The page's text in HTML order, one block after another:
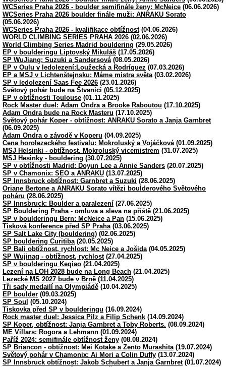
WCSeries Praha 2026 - boulder semifinále ženy: McNeice (06.06.2026)
WCSeries Praha 2026 boulder finále muži: ANRAKU Sorato
(05.06.2026)
WCSeries Praha 2026 - kvalifikace obtížnost(04.06.2026)
WORLD CLIMBING SERIES PRAHA 2026 (02.06.2026)
World Climbing Series Madrid bouldering (29.05.2026)
EP v boulderingu Liptovský Mikuláš (17.05.2026)
SP WuJiang: Suzuki a Sandersová (08.05.2026)
EP v Oulu v ledolezení:Loužecká a Rodríguez (07.03.2026)
EP a MSJ v Lichtenštejnsku: Máme mistra světa (03.02.2026)
SP v ledolezení Saas Fee 2026 (23.01.2026)
Světový pohár bude na Štvanici (05.12.2025)
EP v obtížnosti Toulouse (01.11.2025)
Rock Master duel: Adam Ondra a Brooke Raboutou (17.10.2025)
Adam Ondra bude na Rock Masteru (17.10.2025)
Světový pohár Koper - obtížnost: ANRAKU Sorato a Janja Garnbret
(06.09.2025)
Adam Ondra o závodě v Koperu (04.09.2025)
Cena horolezeckého festivalu: Mokroluský a Vojáčková (01.09.2025)
MSJ Helsinki - obtížnost. Mokroluský vicemistrem (31.07.2025)
MSJ Hesinky - bouldering (30.07.2025)
SP v obtížnosti Madrid: Doyun Lee a Annie Sanders (20.07.2025)
SP v Chamonix: SEO a ANRAKU (13.07.2025)
SP Innsbruck obtížnost: Garnbret a Suzuki (28.06.2025)
Oriane Bertone a ANRAKU Sorato vítězi boulderového Světového
poháru (28.06.2025)
SP Innsbruck: Boulder a paralezení (27.06.2025)
SP Bouldering Praha - omluva a sleva na příště (21.06.2025)
SP v boulderingu Bern: McNeice a Pan (15.06.2025)
Tisková konference před SP Praha (03.06.2025)
SP Salt Lake City (bouldering) (02.06.2025)
SP bouldering Curitiba (20.05.2025)
SP Bali obtížnost, rychlost: Mc Neice a Jošida (04.05.2025)
SP Wujinag - obtížnost, rychlost(27.04.2025)
SP v boulderingu Keqiao (21.04.2025)
Lezení na LOH 2028 bude na Long Beach (21.04.2025)
Lezecké MS 2027 bude v Brně (11.04.2025)
Tři sady medailí na Olympiádě (10.04.2025)
EP boulder (09.03.2025)
SP Soul (05.10.2024)
Tiskovka před SP v boulderingu (16.09.2024)
Rock master duel: Jessica Pilz a Filip Schenk (14.09.2024)
SP Koper, obtížnost: Janja Garnbret a Toby Roberts. (08.09.2024)
ME Villars: Rogora a Lehmann (01.09.2024)
Paříž 2024: semifinále obtížnost ženy (08.08.2024)
SP Briancon - obtížnost: Mei Kotake a Zento Murashita (19.07.2024)
Světový pohár v Chamonix: Ai Mori a Colin Duffy (13.07.2024)
SP Innsbruck obtížnost: Jakob Schubert a Janja Garnbret(01.07.2024)